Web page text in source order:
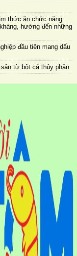
thức ăn chức năng
hướng đến những
đầu tiên mang dấu
từ bột cá thủy phân